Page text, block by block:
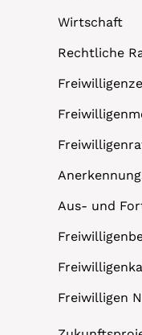
Wirtschaft
Rechtliche
Aus- und
Freiwilligen